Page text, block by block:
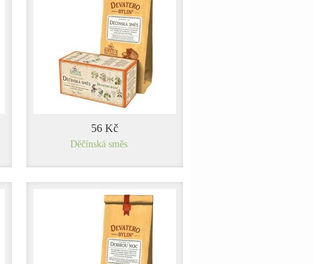
56 Kč
Děčínská směs